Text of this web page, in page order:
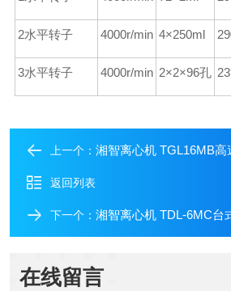
2水平转子 4000r/min 4×250ml
3水平转子 4000r/min 2×2×96孔
上一个： 湘智离心机 TGL16MB高
返回列表
下一个： 湘智离心机 TDL-6MC台
在线留言